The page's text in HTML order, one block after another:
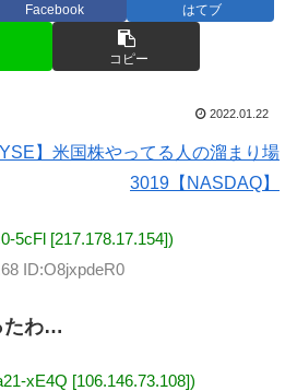
Facebook はてブ
コピー
2022.01.22
】米国株やってる人の溜まり場
3019【NASDAQ】
5cFl [217.178.17.154])
ID:O8jxpdeR0
たわ…
xE4Q [106.146.73.108])